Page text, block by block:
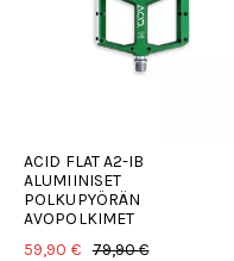
ACID FLAT A2-IB
ALUMIINISET
POLKUPYÖRÄN
AVOPOLKIMET
59,90 € 79,90 €